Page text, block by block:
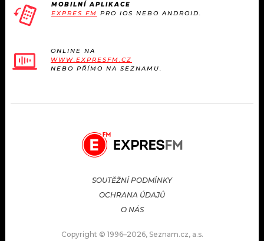
MOBILNÍ APLIKACE
EXPRES FM PRO IOS NEBO ANDROID.
ONLINE NA
WWW.EXPRESFM.CZ
NEBO PŘÍMO NA SEZNAMU.
SOUTĚŽNÍ PODMÍNKY
OCHRANA ÚDAJŮ
O NÁS
Copyright © 1996–2026, Seznam.cz, a.s.